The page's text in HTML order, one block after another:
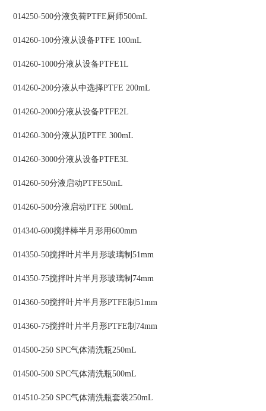
014250-500分液负荷PTFE厨师500mL
014260-100分液从设备PTFE 100mL
014260-1000分液从设备PTFE1L
014260-200分液从中选择PTFE 200mL
014260-2000分液从设备PTFE2L
014260-300分液从顶PTFE 300mL
014260-3000分液从设备PTFE3L
014260-50分液启动PTFE50mL
014260-500分液启动PTFE 500mL
014340-600搅拌棒半月形用600mm
014350-50搅拌叶片半月形玻璃制51mm
014350-75搅拌叶片半月形玻璃制74mm
014360-50搅拌叶片半月形PTFE制51mm
014360-75搅拌叶片半月形PTFE制74mm
014500-250 SPC气体清洗瓶250mL
014500-500 SPC气体清洗瓶500mL
014510-250 SPC气体清洗瓶套装250mL